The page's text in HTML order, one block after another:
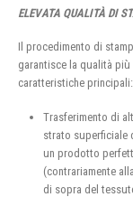
ELEVATA QUALITÀ DI
Il procedimento di
garantisce la qualità più
caratteristiche principali:
Trasferimento di
strato superficiale
un prodotto
(contrariamente
di sopra del